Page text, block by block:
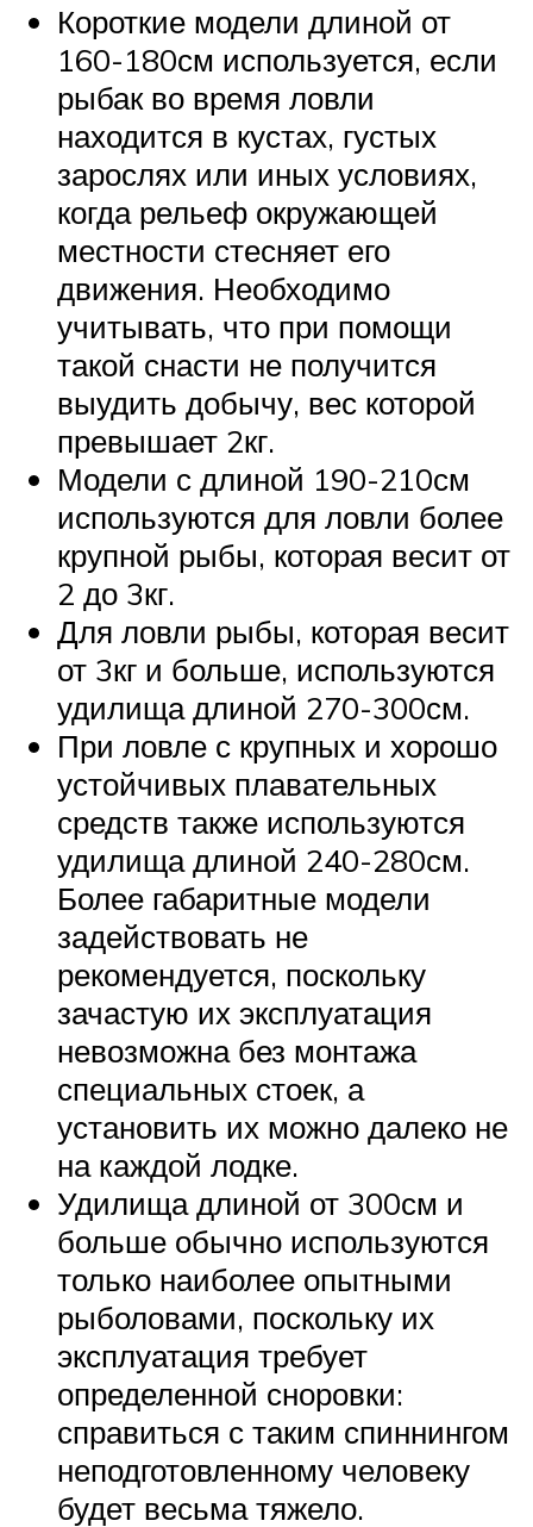
Короткие модели длиной от
160-180см используется, если
рыбак во время ловли
находится в кустах, густых
зарослях или иных условиях,
когда рельеф окружающей
местности стесняет его
движения. Необходимо
учитывать, что при помощи
такой снасти не получится
выудить добычу, вес которой
превышает 2кг.
Модели с длиной 190-210см
используются для ловли более
крупной рыбы, которая весит от
2 до 3кг.
Для ловли рыбы, которая весит
от 3кг и больше, используются
удилища длиной 270-300см.
При ловле с крупных и хорошо
устойчивых плавательных
средств также используются
удилища длиной 240-280см.
Более габаритные модели
задействовать не
рекомендуется, поскольку
зачастую их эксплуатация
невозможна без монтажа
специальных стоек, а
установить их можно далеко не
на каждой лодке.
Удилища длиной от 300см и
больше обычно используются
только наиболее опытными
рыболовами, поскольку их
эксплуатация требует
определенной сноровки:
справиться с таким спиннингом
неподготовленному человеку
будет весьма тяжело.